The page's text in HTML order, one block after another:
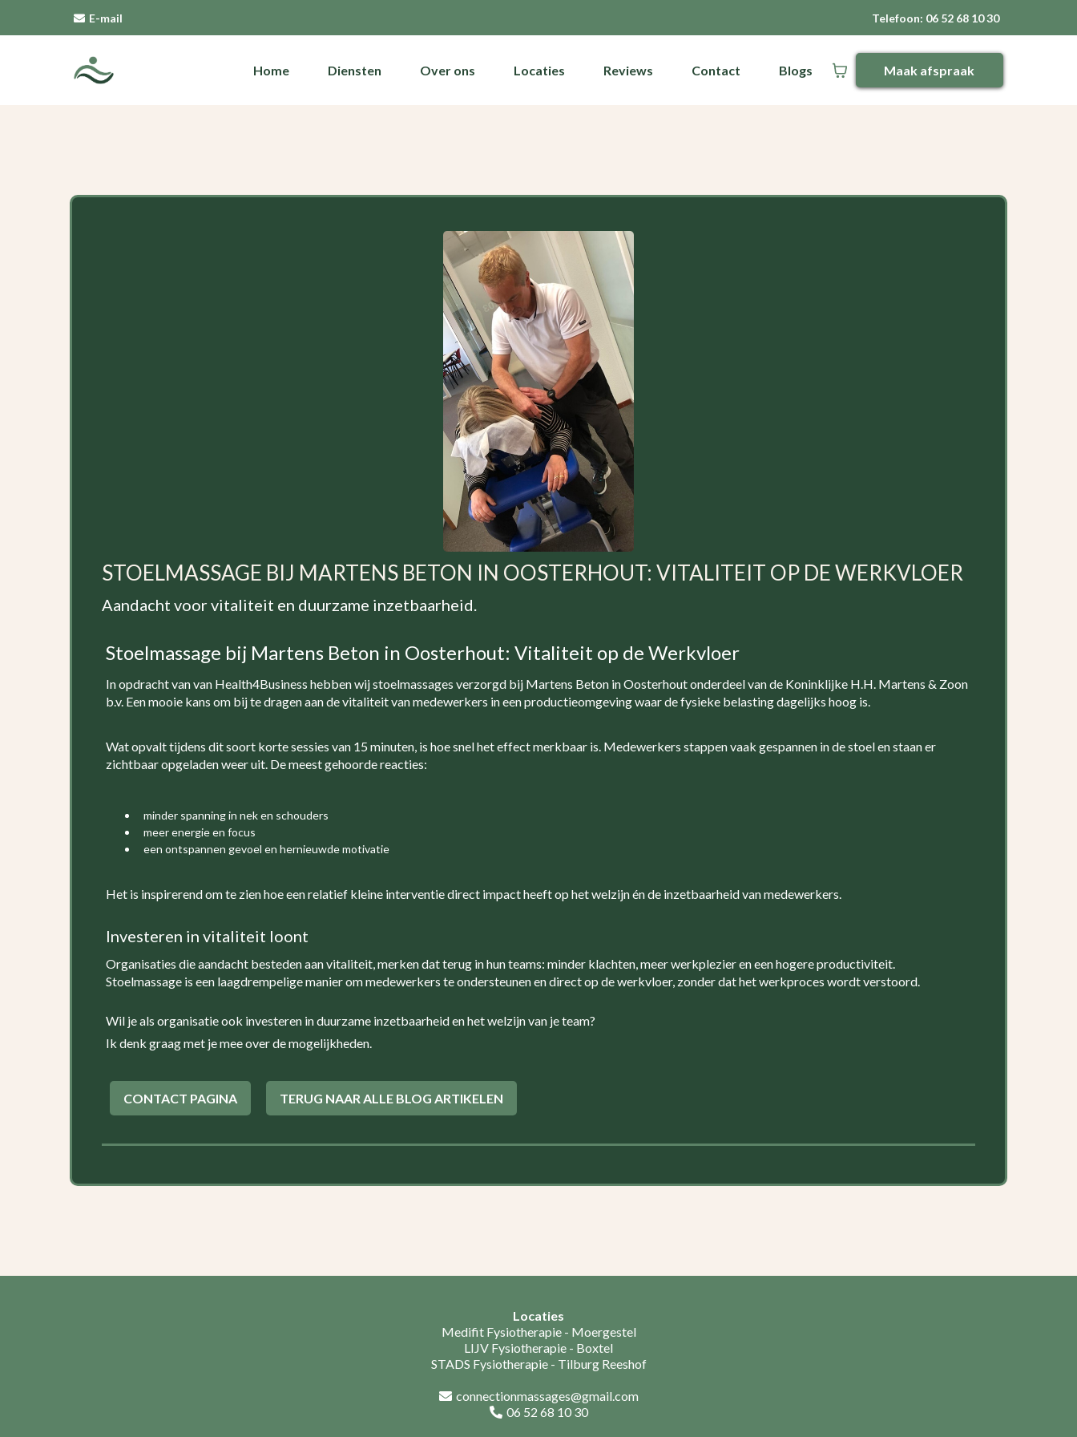
E-mail Telefoon: 06 52 68 10 30
Home Diensten Over ons Locaties Reviews Contact Blogs Maak afspraak
STOELMASSAGE BIJ MARTENS BETON IN OOSTERHOUT: VITALITEIT OP DE WERKVLOER
Aandacht voor vitaliteit en duurzame inzetbaarheid.
Stoelmassage bij Martens Beton in Oosterhout: Vitaliteit op de Werkvloer
In opdracht van van Health4Business hebben wij stoelmassages verzorgd bij Martens Beton in Oosterhout onderdeel van de Koninklijke H.H. Martens & Zoon
b.v. Een mooie kans om bij te dragen aan de vitaliteit van medewerkers in een productieomgeving waar de fysieke belasting dagelijks hoog is.
Wat opvalt tijdens dit soort korte sessies van 15 minuten, is hoe snel het effect merkbaar is. Medewerkers stappen vaak gespannen in de stoel en staan er
zichtbaar opgeladen weer uit. De meest gehoorde reacties:
minder spanning in nek en schouders
meer energie en focus
een ontspannen gevoel en hernieuwde motivatie
Het is inspirerend om te zien hoe een relatief kleine interventie direct impact heeft op het welzijn én de inzetbaarheid van medewerkers.
Investeren in vitaliteit loont
Organisaties die aandacht besteden aan vitaliteit, merken dat terug in hun teams: minder klachten, meer werkplezier en een hogere productiviteit.
Stoelmassage is een laagdrempelige manier om medewerkers te ondersteunen en direct op de werkvloer, zonder dat het werkproces wordt verstoord.
Wil je als organisatie ook investeren in duurzame inzetbaarheid en het welzijn van je team?
Ik denk graag met je mee over de mogelijkheden.
CONTACT PAGINA TERUG NAAR ALLE BLOG ARTIKELEN
Locaties
Medifit Fysiotherapie - Moergestel
LIJV Fysiotherapie - Boxtel
STADS Fysiotherapie - Tilburg Reeshof
connectionmassages@gmail.com
06 52 68 10 30